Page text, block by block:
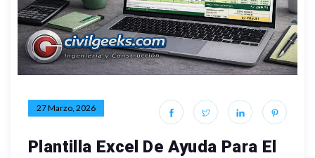
27 Marzo, 2026
Plantilla Excel De Ayuda Para El